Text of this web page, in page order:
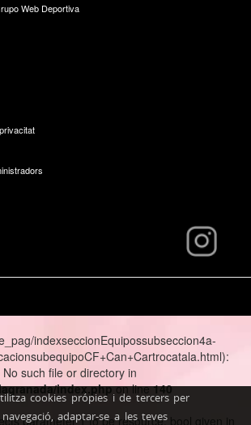
Web Deportiva
cookies própies i de tercers per
adaptar-se a les teves
indexseccionEquipossubseccion4a-
such file or directory in
index.phpon line140
parameter 1 to be resource, bool given in